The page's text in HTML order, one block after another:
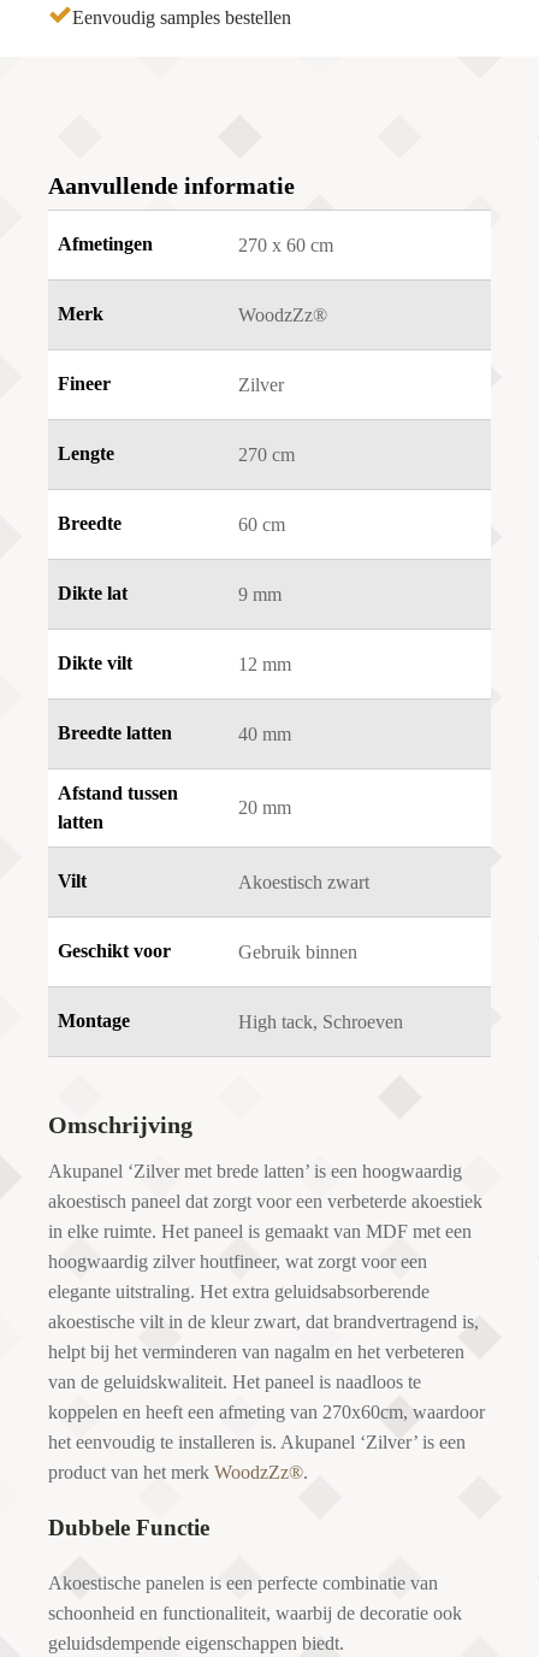
Eenvoudig samples bestellen
Aanvullende informatie
Afmetingen 270 x 60 cm
Merk WoodzZz®
Fineer Zilver
Lengte 270 cm
Breedte 60 cm
Dikte lat 9 mm
Dikte vilt 12 mm
Breedte latten 40 mm
Afstand tussen
latten
20 mm
Vilt Akoestisch zwart
Geschikt voor Gebruik binnen
Montage High tack, Schroeven
Omschrijving
Akupanel ‘Zilver met brede latten’ is een hoogwaardig
akoestisch paneel dat zorgt voor een verbeterde akoestiek
in elke ruimte. Het paneel is gemaakt van MDF met een
hoogwaardig zilver houtfineer, wat zorgt voor een
elegante uitstraling. Het extra geluidsabsorberende
akoestische vilt in de kleur zwart, dat brandvertragend is,
helpt bij het verminderen van nagalm en het verbeteren
van de geluidskwaliteit. Het paneel is naadloos te
koppelen en heeft een afmeting van 270x60cm, waardoor
het eenvoudig te installeren is. Akupanel ‘Zilver’ is een
product van het merk WoodzZz®.
Dubbele Functie
Akoestische panelen is een perfecte combinatie van
schoonheid en functionaliteit, waarbij de decoratie ook
geluidsdempende eigenschappen biedt.